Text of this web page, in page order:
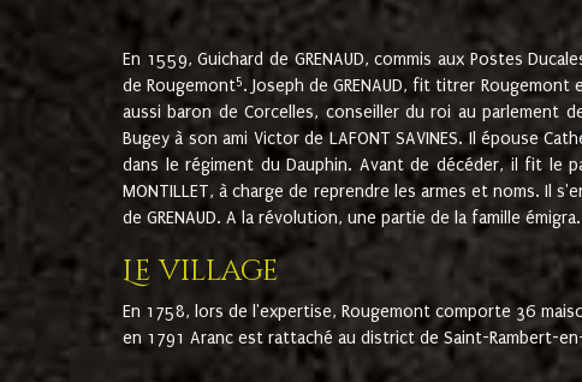
En 1559, Guichard de GRENAUD, commis aux Postes
de Rougemont5. Joseph de GRENAUD, fit titrer
aussi baron de Corcelles, conseiller du roi au parlement
Bugey à son ami Victor de LAFONT SAVINES. Il épouse
dans le régiment du Dauphin. Avant de décéder, il fit le
MONTILLET, à charge de reprendre les armes et noms. Il
de GRENAUD. A la révolution, une partie de la famille
Le village
En 1758, lors de l'expertise, Rougemont comporte 36
en 1791 Aranc est rattaché au district de Saint-Rambert-